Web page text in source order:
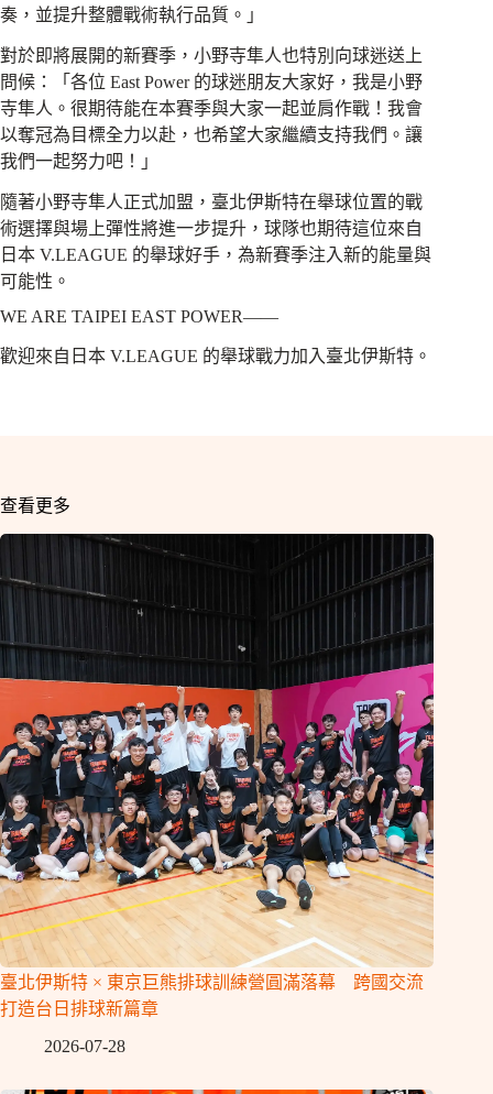
奏，並提升整體戰術執行品質。」
對於即將展開的新賽季，小野寺隼人也特別向球迷送上
問候：「各位 East Power 的球迷朋友大家好，我是小野
寺隼人。很期待能在本賽季與大家一起並肩作戰！我會
以奪冠為目標全力以赴，也希望大家繼續支持我們。讓
我們一起努力吧！」
隨著小野寺隼人正式加盟，臺北伊斯特在舉球位置的戰
術選擇與場上彈性將進一步提升，球隊也期待這位來自
日本 V.LEAGUE 的舉球好手，為新賽季注入新的能量與
可能性。
WE ARE TAIPEI EAST POWER——
歡迎來自日本 V.LEAGUE 的舉球戰力加入臺北伊斯特。
查看更多
臺北伊斯特 × 東京巨熊排球訓練營圓滿落幕 跨國交流
打造台日排球新篇章
2026-07-28